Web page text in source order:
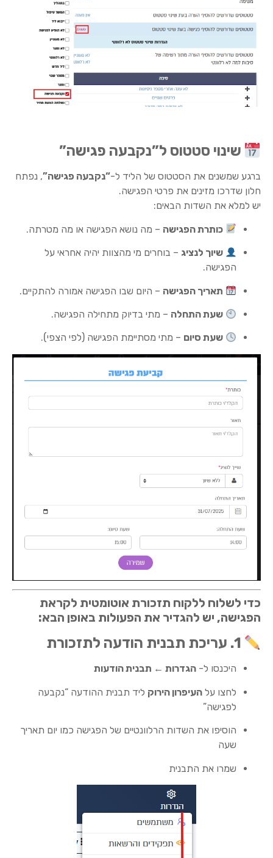
שינוי סטטוס ל”נקבעה פגישה”
ברגע שמשנים את הסטטוס של הליד ל-“נקבעה פגישה”, נפתח
חלון שדרכו מזינים את פרטי הפגישה.
יש למלא את השדות הבאים:
כותרת הפגישה – מה נושא הפגישה או מה מטרתה.
שיוך לנציג – בוחרים מי מהצוות יהיה אחראי על
הפגישה.
תאריך הפגישה – היום שבו הפגישה אמורה להתקיים.
שעת התחלה – מתי בדיוק מתחילה הפגישה.
שעת סיום – מתי מסתיימת הפגישה (לפי הצפי).
כדי לשלוח ללקוח תזכורת אוטומטית לקראת
הפגישה, יש להגדיר את הפעולות באופן הבא:
היכנסו ל- הגדרות ← תבנית הודעות
לחצו על העיפרון הירוק ליד תבנית ההודעה “נקבעה
לפגישה”
הוסיפו את השדות הרלוונטיים של הפגישה כמו יום תאריך
שעה
שמרו את התבנית